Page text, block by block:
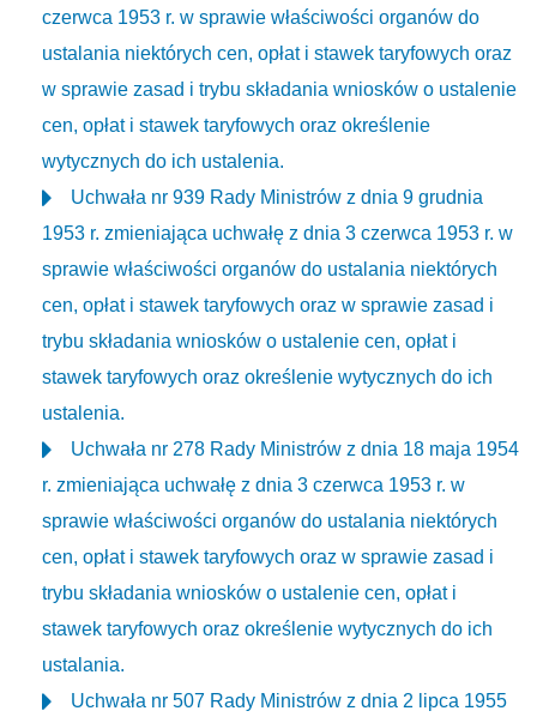
czerwca 1953 r. w sprawie właściwości organów do
ustalania niektórych cen, opłat i stawek taryfowych oraz
w sprawie zasad i trybu składania wniosków o ustalenie
cen, opłat i stawek taryfowych oraz określenie
wytycznych do ich ustalenia.
Uchwała nr 939 Rady Ministrów z dnia 9 grudnia
1953 r. zmieniająca uchwałę z dnia 3 czerwca 1953 r. w
sprawie właściwości organów do ustalania niektórych
cen, opłat i stawek taryfowych oraz w sprawie zasad i
trybu składania wniosków o ustalenie cen, opłat i
stawek taryfowych oraz określenie wytycznych do ich
ustalenia.
Uchwała nr 278 Rady Ministrów z dnia 18 maja 1954
r. zmieniająca uchwałę z dnia 3 czerwca 1953 r. w
sprawie właściwości organów do ustalania niektórych
cen, opłat i stawek taryfowych oraz w sprawie zasad i
trybu składania wniosków o ustalenie cen, opłat i
stawek taryfowych oraz określenie wytycznych do ich
ustalania.
Uchwała nr 507 Rady Ministrów z dnia 2 lipca 1955